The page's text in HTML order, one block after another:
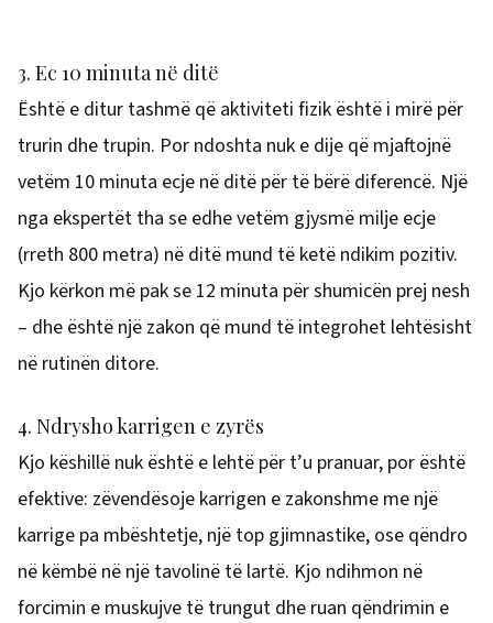
3. Ec 10 minuta në ditë
Është e ditur tashmë që aktiviteti fizik është i mirë për
trurin dhe trupin. Por ndoshta nuk e dije që mjaftojnë
vetëm 10 minuta ecje në ditë për të bërë diferencë. Një
nga ekspertët tha se edhe vetëm gjysmë milje ecje
(rreth 800 metra) në ditë mund të ketë ndikim pozitiv.
Kjo kërkon më pak se 12 minuta për shumicën prej nesh
– dhe është një zakon që mund të integrohet lehtësisht
në rutinën ditore.
4. Ndrysho karrigen e zyrës
Kjo këshillë nuk është e lehtë për t’u pranuar, por është
efektive: zëvendësoje karrigen e zakonshme me një
karrige pa mbështetje, një top gjimnastike, ose qëndro
në këmbë në një tavolinë të lartë. Kjo ndihmon në
forcimin e muskujve të trungut dhe ruan qëndrimin e